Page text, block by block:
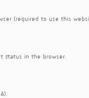
(required to use this
status in the browser.